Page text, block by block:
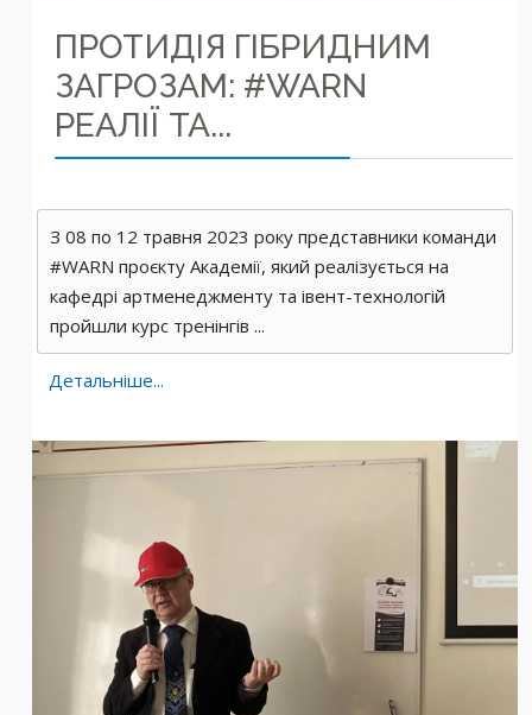
ПРОТИДІЯ ГІБРИДНИМ
ЗАГРОЗАМ: #WARN
РЕАЛІЇ ТА...
З 08 по 12 травня 2023 року представники команди
#WARN проєкту Академії, який реалізується на
кафедрі артменеджменту та івент-технологій
пройшли курс тренінгів ...
Детальніше...